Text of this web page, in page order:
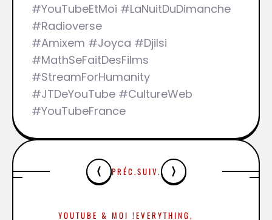
#YouTubeEtMoi #LaNuitDuDimanche
#Radioverse
#Amixem #Joyca #Djilsi
#MathSeFaitDesFilms
#StreamForHumanity
#JTDeYouTube #CultureWeb
#YouTubeFrance
PRÉC.SUIV.
YOUTUBE & MOI ! EVERYTHING,